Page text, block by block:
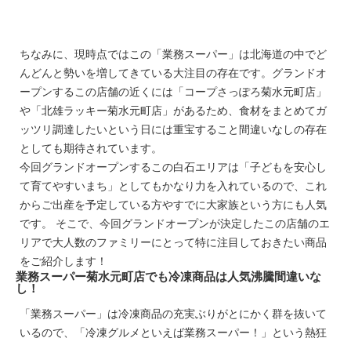
ちなみに、現時点ではこの「業務スーパー」は北海道の中でど
んどんと勢いを増してきている大注目の存在です。グランドオ
ープンするこの店舗の近くには「コープさっぽろ菊水元町店」
や「北雄ラッキー菊水元町店」があるため、食材をまとめてガ
ッツリ調達したいという日には重宝すること間違いなしの存在
としても期待されています。
今回グランドオープンするこの白石エリアは「子どもを安心し
て育てやすいまち」としてもかなり力を入れているので、これ
からご出産を予定している方やすでに大家族という方にも人気
です。 そこで、今回グランドオープンが決定したこの店舗のエ
リアで大人数のファミリーにとって特に注目しておきたい商品
をご紹介します！
業務スーパー菊水元町店でも冷凍商品は人気沸騰間違いな
し！
「業務スーパー」は冷凍商品の充実ぶりがとにかく群を抜いて
いるので、「冷凍グルメといえば業務スーパー！」という熱狂